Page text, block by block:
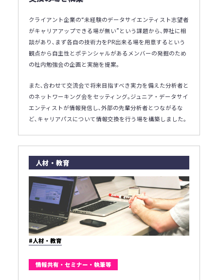
クライアント企業の“未経験のデータサイエンティスト志望者
がキャリアアップできる場が無い”という課題から､弊社に相
談があり､まず各自の技術力をPR出来る場を用意するという
観点から自主性とポテンシャルがあるメンバーの発掘のため
の社内勉強会の企画と実施を提案｡
また､合わせて交流会で将来目指すべき実力を備えた分析者と
のネットワーキング会をセッティング｡ジュニア・データサイ
エンティストが情報発信し､外部の先輩分析者とつながるな
ど､キャリアパスについて情報交換を行う場を構築しました｡
人材・教育
#人材・教育
情報共有・セミナー・執筆等